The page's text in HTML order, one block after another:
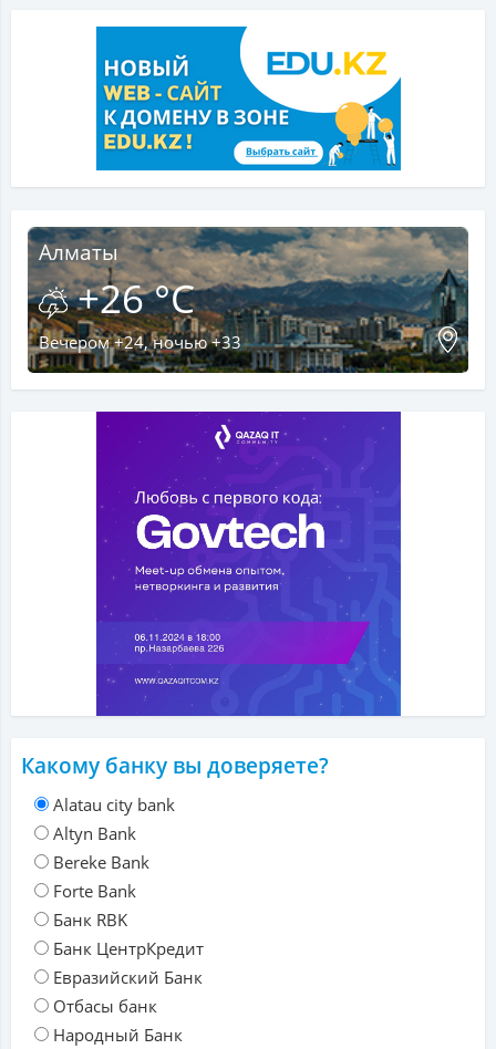
Алматы
+26 °C
Вечером +24, ночью +33
Какому банку вы доверяете?
Alatau city bank
Altyn Bank
Bereke Bank
Forte Bank
Банк RBK
Банк ЦентрКредит
Евразийский Банк
Отбасы банк
Народный Банк